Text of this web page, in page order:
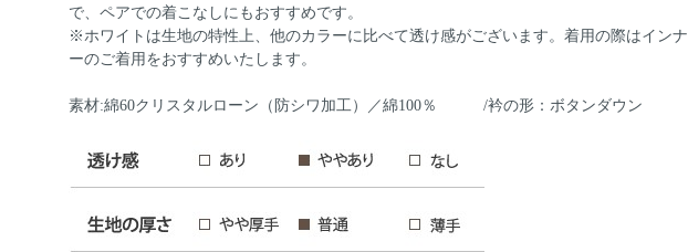
で、ペアでの着こなしにもおすすめです。
※ホワイトは生地の特性上、他のカラーに比べて透け感がございます。着用の際はインナ
ーのご着用をおすすめいたします。
素材:綿60クリスタルローン（防シワ加工）／綿100％ /衿の形：ボタンダウン